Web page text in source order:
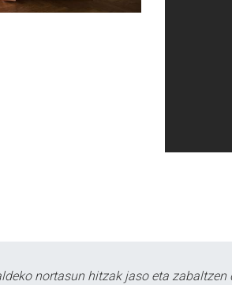
nortasun hitzak jaso eta